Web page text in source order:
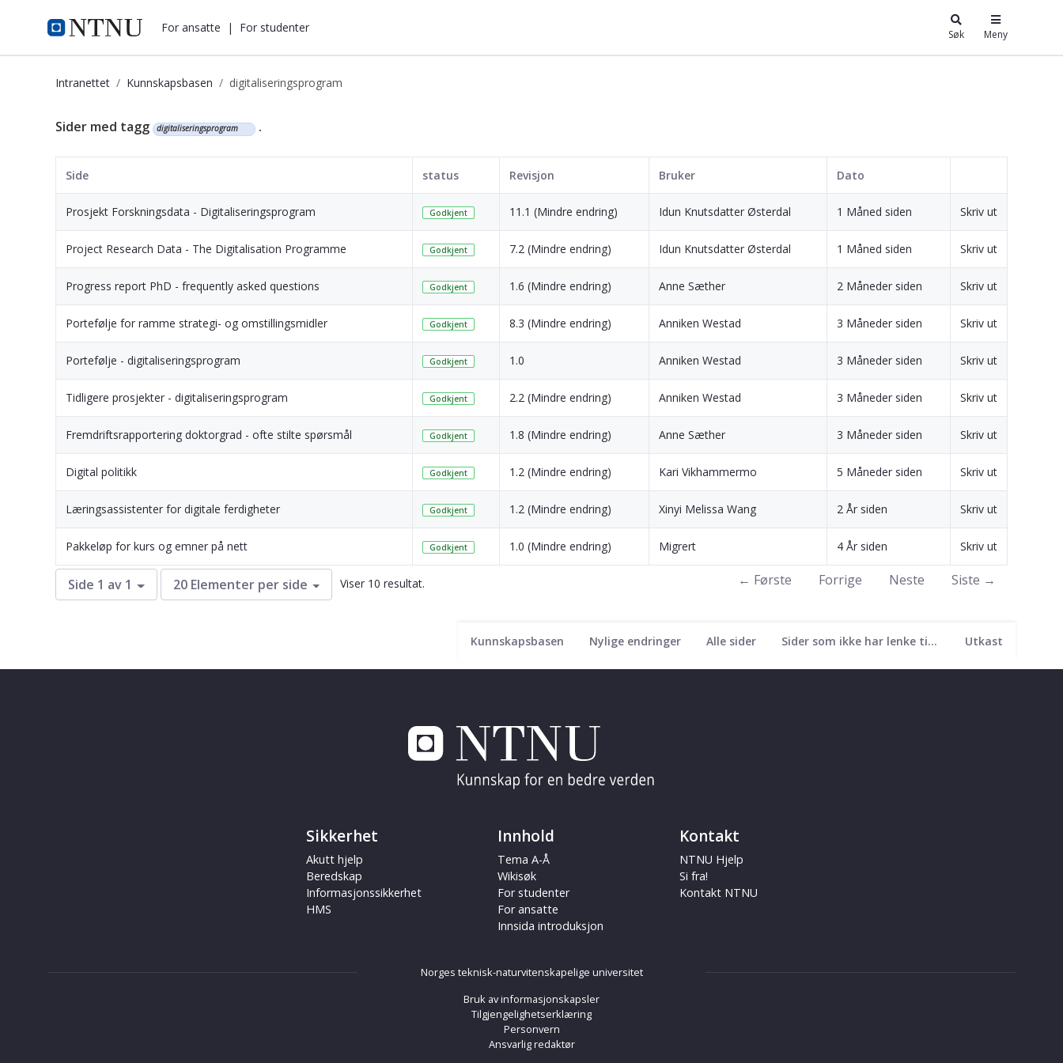
i.ntnu.no For ansatte | For studenter Søk Meny
Intranettet Kunnskapsbasen digitaliseringsprogram
Kunnskapsbasen
Kunnskapsbasen Nylige endringer Alle sider Sider som ikke har lenke til seg Utkast
Sider med tagg digitaliseringsprogram .
Side status Revisjon Bruker Dato
Prosjekt Forskningsdata - Digitaliseringsprogram Godkjent 11.1 (Mindre endring) Idun Knutsdatter Østerdal 1 Måned siden Skriv ut
Project Research Data - The Digitalisation Programme Godkjent 7.2 (Mindre endring) Idun Knutsdatter Østerdal 1 Måned siden Skriv ut
Progress report PhD - frequently asked questions Godkjent 1.6 (Mindre endring) Anne Sæther 2 Måneder siden Skriv ut
Portefølje for ramme strategi- og omstillingsmidler Godkjent 8.3 (Mindre endring) Anniken Westad 3 Måneder siden Skriv ut
Portefølje - digitaliseringsprogram Godkjent 1.0 Anniken Westad 3 Måneder siden Skriv ut
Tidligere prosjekter - digitaliseringsprogram Godkjent 2.2 (Mindre endring) Anniken Westad 3 Måneder siden Skriv ut
Fremdriftsrapportering doktorgrad - ofte stilte spørsmål Godkjent 1.8 (Mindre endring) Anne Sæther 3 Måneder siden Skriv ut
Digital politikk Godkjent 1.2 (Mindre endring) Kari Vikhammermo 5 Måneder siden Skriv ut
Læringsassistenter for digitale ferdigheter Godkjent 1.2 (Mindre endring) Xinyi Melissa Wang 2 År siden Skriv ut
Pakkeløp for kurs og emner på nett Godkjent 1.0 (Mindre endring) Migrert 4 År siden Skriv ut
Side 1 av 1 20 Elementer per side Viser 10 resultat. ← Første Forrige Neste Siste →
Sikkerhet
Akutt hjelp
Beredskap
Informasjonssikkerhet
HMS
Innhold
Tema A-Å
Wikisøk
For studenter
For ansatte
Innsida introduksjon
Kontakt
NTNU Hjelp
Si fra!
Kontakt NTNU
Norges teknisk-naturvitenskapelige universitet
Bruk av informasjonskapsler
Tilgjengelighetserklæring
Personvern
Ansvarlig redaktør